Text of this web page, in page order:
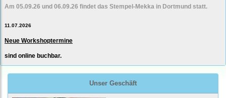
Am 05.09.26 und 06.09.26 findet das Stempel-Mekka in Dortmund statt.
11.07.2026
Neue Workshoptermine
sind online buchbar.
Unser Geschäft